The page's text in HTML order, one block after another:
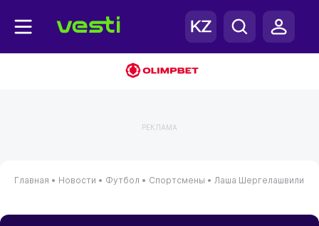
РЕКЛАМА
Главная • Новости • Футбол • Спортсмены • Лаша Шергелашвили